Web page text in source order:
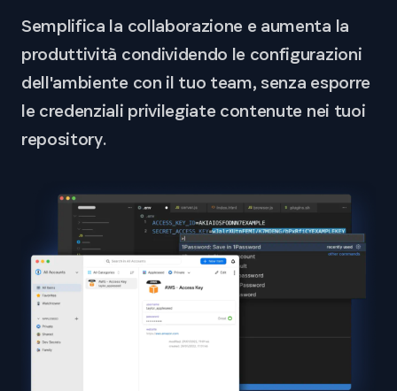
Semplifica la collaborazione e aumenta la
produttività condividendo le configurazioni
dell'ambiente con il tuo team, senza esporre
le credenziali privilegiate contenute nei tuoi
repository.